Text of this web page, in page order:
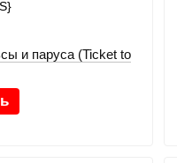
и паруса (Ticket to